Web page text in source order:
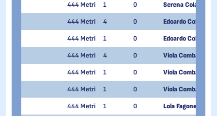
444 Metri 1 0 Serena Cola
444 Metri 4 0 Edoardo Colturi
444 Metri 1 0 Edoardo Colturi
444 Metri 4 0 Viola Comba
444 Metri 1 0 Viola Comba
444 Metri 1 0 Viola Comba
444 Metri 1 0 Lola Fagone